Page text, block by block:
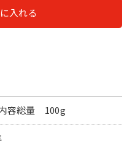
入れる
容総量 100g